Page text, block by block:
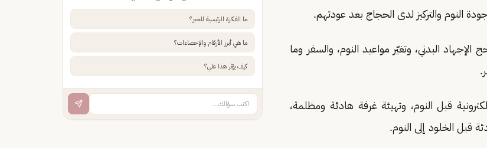
النوم والتركيز لدى الحجاج بعد عودتهم.
البدني، وتغيّر مواعيد النوم، والسفر وما
قبل النوم، وتهيئة غرفة هادئة ومظلمة،
قبل الخلود إلى النوم.
ما الفكرة الرئيسية للخبر؟
ما هي أبرز الأرقام والإحصاءات؟
كيف يؤثر هذا علي؟